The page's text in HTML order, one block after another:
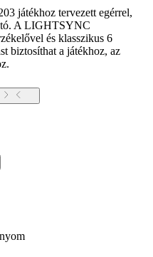
játékhoz tervezett egérrel,
A LIGHTSYNC
és klasszikus 6
biztosíthat a játékhoz, az